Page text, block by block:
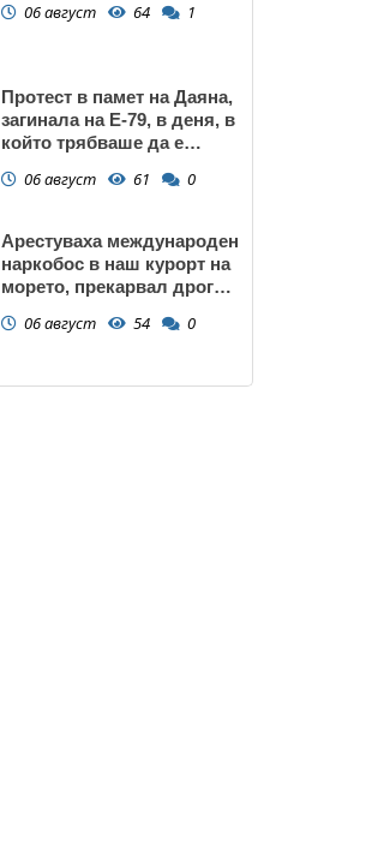
06 август 64 1
Протест в памет на Даяна,
загинала на Е-79, в деня, в
който трябваше да е
06 август 61 0
Арестуваха международен
наркобос в наш курорт на
морето, прекарвал дрога
06 август 54 0